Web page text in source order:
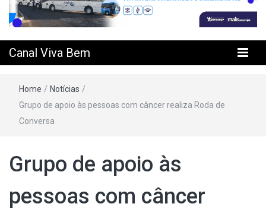
Bem
Canal Viva Bem
Home / Notícias /
Grupo de apoio às pessoas com câncer realiza Roda de
Conversa
Grupo de apoio às
pessoas com câncer